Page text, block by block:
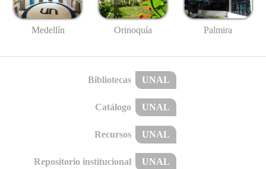
Medellín Orinoquía Palmira
Bibliotecas UNAL
Catálogo UNAL
Recursos UNAL
Repositorio institucional UNAL